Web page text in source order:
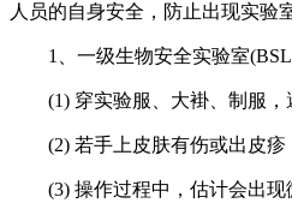
人员的自身安全，防止出现实验
1、一级生物安全实验室
(1) 穿实验服、大褂、制服，
(2) 若手上皮肤有伤或出皮疹
(3) 操作过程中，估计会出现